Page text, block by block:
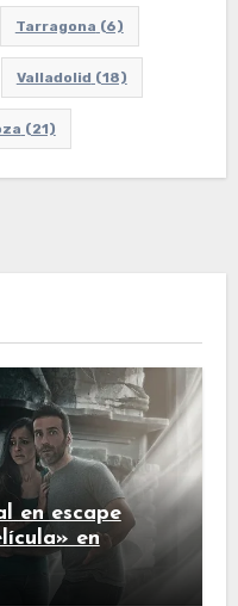
Tarragona (6)
Valladolid (18)
(21)
en escape
en